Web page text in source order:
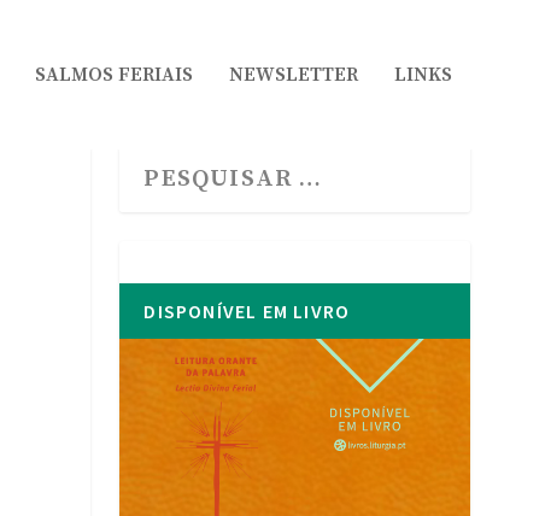
SALMOS FERIAIS NEWSLETTER LINKS
DISPONÍVEL EM LIVRO